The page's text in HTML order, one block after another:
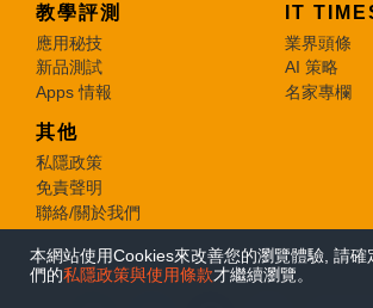
本網站使用Cookies來改善您的瀏覽體驗, 請確
們的私隱政策與使用條款才繼續瀏覽。
教學評測
應用秘技
新品測試
Apps 情報
IT
業界頭條
AI 策略
名家專欄
其他
私隱政策
免責聲明
聯絡/關於我們
© 2026 e-zone. All Rights Reserved.